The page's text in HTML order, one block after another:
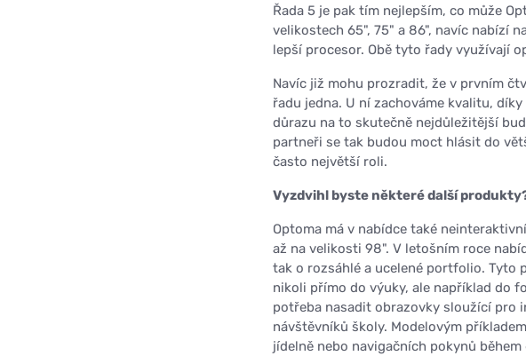
Řada 5 je pak tím nejlepším, co může
velikostech 65", 75" a 86", navíc nabízí
lepší procesor. Obě tyto řady využívají
Navíc již mohu prozradit, že v prvním
řadu jedna. U ní zachováme kvalitu,
důrazu na to skutečně nejdůležitější
partneři se tak budou moct hlásit do
často největší roli.
Vyzdvihl byste některé další
Optoma má v nabídce také
až na velikosti 98". V letošním roce
tak o rozsáhlé a ucelené portfolio. Tyto
nikoli přímo do výuky, ale například do
potřeba nasadit obrazovky sloužící pro
návštěvníků školy. Modelovým
jídelně nebo navigačních pokynů